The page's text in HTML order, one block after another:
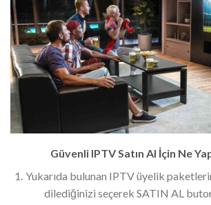
Güvenli IPTV Satın Al İçin Ne
Yukarıda bulunan IPTV üyelik
dilediğinizi seçerek SATIN AL